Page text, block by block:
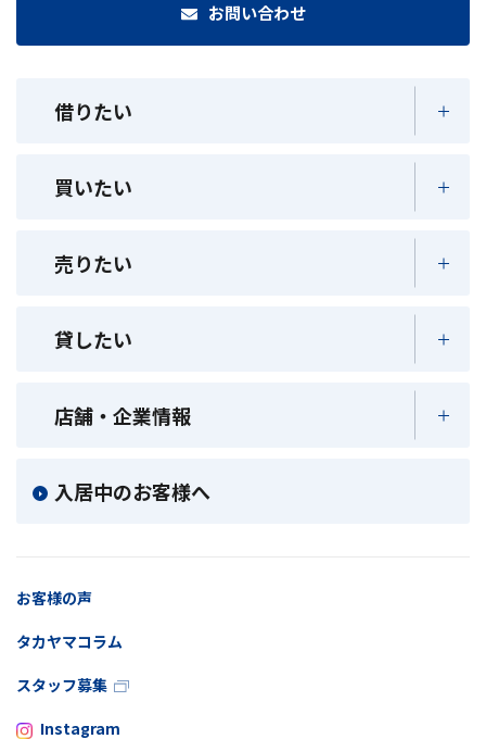
お問い合わせ
借りたい
買いたい
売りたい
貸したい
店舗・企業情報
入居中のお客様へ
お客様の声
タカヤマコラム
スタッフ募集
Instagram